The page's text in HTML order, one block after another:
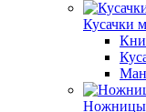
Кусачки
Ножницы